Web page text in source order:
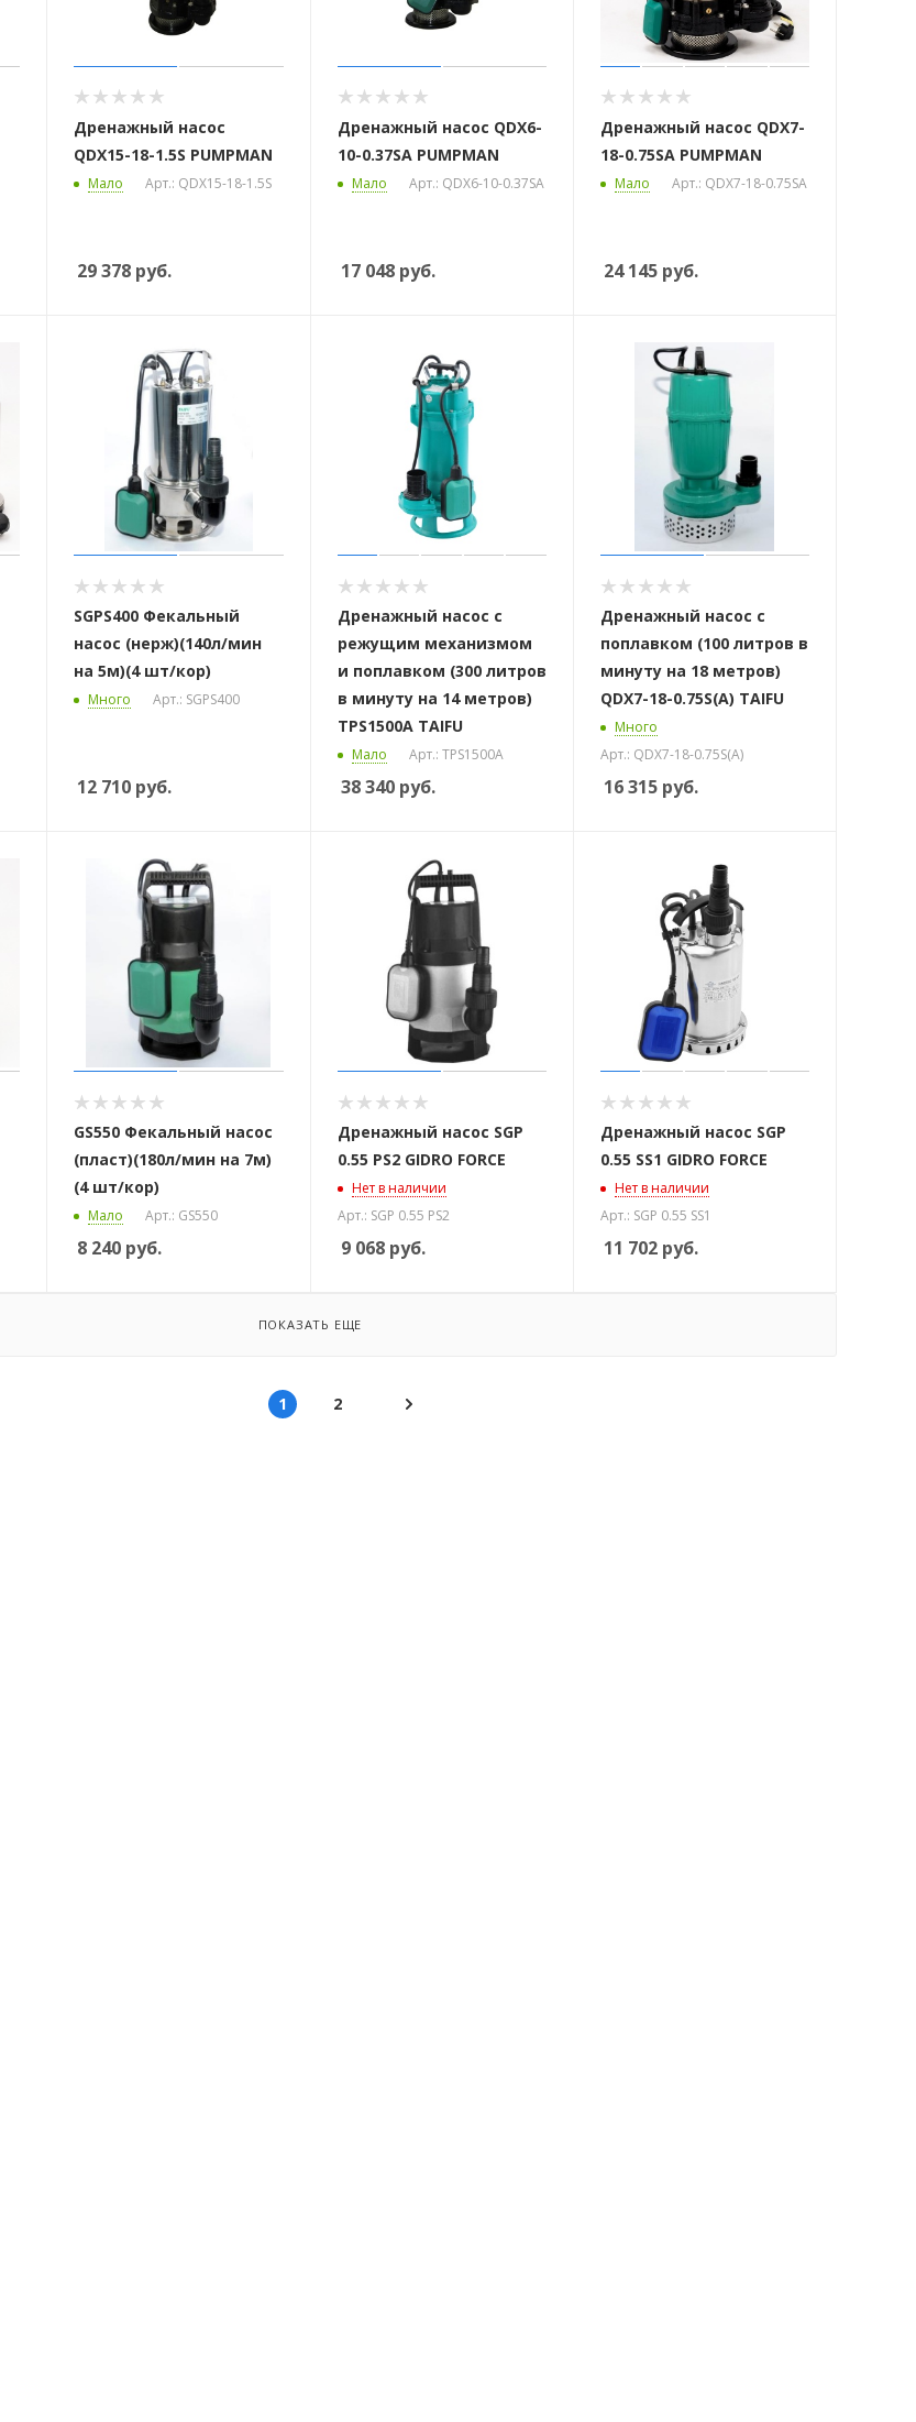
Дренажный насос
QDX15-18-1.5S PUMPMAN
Мало Арт.: QDX15-18-1.5S
29 378 руб.
Дренажный насос QDX6-
10-0.37SA PUMPMAN
Мало Арт.: QDX6-10-0.37SA
17 048руб.
Дренажный насос QDX7-
18-0.75SA PUMPMAN
Мало Арт.: QDX7-18-0.75SA
24 145руб.
SGPS400 Фекальный
насос (нерж)(140л/мин
на 5м)(4 шт/кор)
Много Арт.: SGPS400
12 710 руб.
Дренажный насос с
режущим механизмом
и поплавком (300 литров
в минуту на 14 метров)
TPS1500A TAIFU
Мало Арт.: TPS1500A
38 340руб.
Дренажный насос с
поплавком (100 литров в
минуту на 18 метров)
QDX7-18-0.75S(A) TAIFU
Много
Арт.: QDX7-18-0.75S(A)
16 315руб.
GS550 Фекальный насос
(пласт)(180л/мин на 7м)
(4 шт/кор)
Мало Арт.: GS550
8 240 руб.
Дренажный насос SGP
0.55 PS2 GIDRO FORCE
Нет в наличии
Арт.: SGP 0.55 PS2
9 068руб.
Дренажный насос SGP
0.55 SS1 GIDRO FORCE
Нет в наличии
Арт.: SGP 0.55 SS1
11 702руб.
ПОКАЗАТЬ ЕЩЕ
1 2